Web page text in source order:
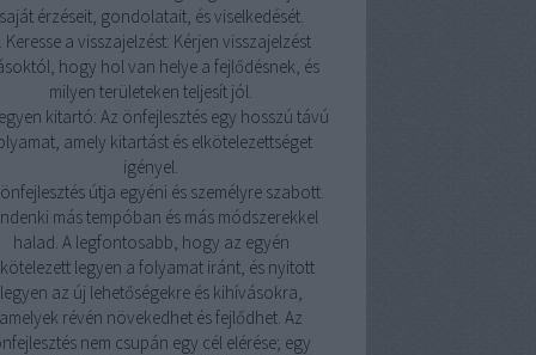
saját érzéseit, gondolatait, és viselkedését.
Keresse a visszajelzést: Kérjen visszajelzést
hogy hol van helye a fejlődésnek, és
milyen területeken teljesít jól.
kitartó: Az önfejlesztés egy hosszú távú
amely kitartást és elkötelezettséget
igényel.
útja egyéni és személyre szabott.
más tempóban és más módszerekkel
halad. A legfontosabb, hogy az egyén
legyen a folyamat iránt, és nyitott
legyen az új lehetőségekre és kihívásokra,
amelyek révén növekedhet és fejlődhet. Az
nem csupán egy cél elérése; egy